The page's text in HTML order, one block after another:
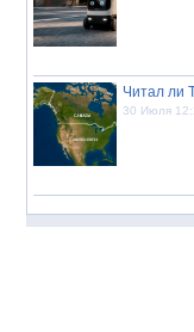
Читал ли
30 Июля